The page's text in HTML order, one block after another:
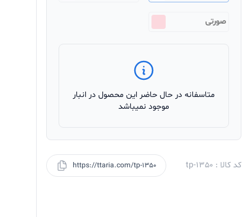
صورتی
متاسفانه در حال حاضر این محصول در انبار
موجود نمیباشد
کد کالا : tp-1350 https://ttaria.com/tp-1350